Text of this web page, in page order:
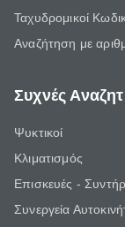
Ταχυδρομικοί
Αναζήτηση με
Συχνές
Ψυκτικοί
Κλιματισμός
Επισκευές -
Συνεργεία